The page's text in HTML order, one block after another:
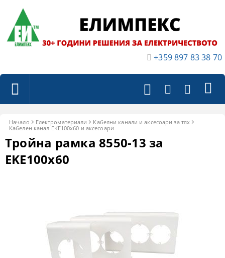
+359 897 83 38 70
Начало Електроматериали
Кабелни канали и аксесоари за тях
Кабелен канал EKE100x60 и аксесоари
Тройна рамка 8550-13 за
ЕKE100x60